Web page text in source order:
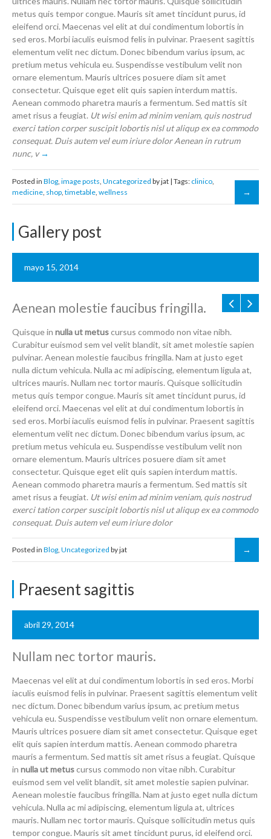
metus quis tempor congue. Mauris sit amet tincidunt purus, id
eleifend orci. Maecenas vel elit at dui condimentum lobortis in
sed eros. Morbi iaculis euismod felis in pulvinar. Praesent sagittis
elementum velit nec dictum. Donec bibendum varius ipsum, ac
pretium metus vehicula eu. Suspendisse vestibulum velit non
ornare elementum. Mauris ultrices posuere diam sit amet
consectetur. Quisque eget elit quis sapien interdum mattis.
Aenean commodo pharetra mauris a fermentum. Sed mattis sit
amet risus a feugiat. Ut wisi enim ad minim veniam, quis nostrud
exerci tation corper suscipit lobortis nisl ut aliqup ex ea commodo
consequat. Duis autem vel eum iriure dolorAenean in rutrum
nunc, v
Posted in Blog, image posts, Uncategorized by jat | Tags: clinico,
medicine, shop, timetable, wellness
Gallery post
mayo 15, 2014
Aenean molestie faucibus fringilla.
Quisque in nulla ut metuscursus commodo non vitae nibh.
Curabitur euismod sem vel velit blandit, sit amet molestie sapien
pulvinar. Aenean molestie faucibus fringilla. Nam at justo eget
nulla dictum vehicula. Nulla ac mi adipiscing, elementum ligula at,
ultrices mauris. Nullam nec tortor mauris. Quisque sollicitudin
metus quis tempor congue. Mauris sit amet tincidunt purus, id
eleifend orci. Maecenas vel elit at dui condimentum lobortis in
sed eros. Morbi iaculis euismod felis in pulvinar. Praesent sagittis
elementum velit nec dictum. Donec bibendum varius ipsum, ac
pretium metus vehicula eu. Suspendisse vestibulum velit non
ornare elementum. Mauris ultrices posuere diam sit amet
consectetur. Quisque eget elit quis sapien interdum mattis.
Aenean commodo pharetra mauris a fermentum. Sed mattis sit
amet risus a feugiat. Ut wisi enim ad minim veniam, quis nostrud
exerci tation corper suscipit lobortis nisl ut aliqup ex ea commodo
consequat. Duis autem vel eum iriure dolor
Posted in Blog, Uncategorized by jat
Praesent sagittis
abril 29, 2014
Nullam nec tortor mauris.
Maecenas vel elit at dui condimentum lobortis in sed eros. Morbi
iaculis euismod felis in pulvinar. Praesent sagittis elementum velit
nec dictum. Donec bibendum varius ipsum, ac pretium metus
vehicula eu. Suspendisse vestibulum velit non ornare elementum.
Mauris ultrices posuere diam sit amet consectetur. Quisque eget
elit quis sapien interdum mattis. Aenean commodo pharetra
mauris a fermentum. Sed mattis sit amet risus a feugiat. Quisque
in nulla ut metuscursus commodo non vitae nibh. Curabitur
euismod sem vel velit blandit, sit amet molestie sapien pulvinar.
Aenean molestie faucibus fringilla. Nam at justo eget nulla dictum
vehicula. Nulla ac mi adipiscing, elementum ligula at, ultrices
mauris. Nullam nec tortor mauris. Quisque sollicitudin metus quis
tempor congue. Mauris sit amet tincidunt purus, id eleifend orci.